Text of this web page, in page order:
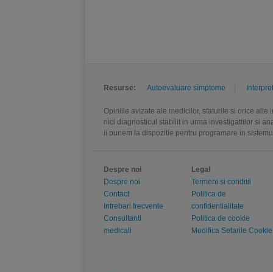
Resurse: Autoevaluare simptome
Opiniile avizate ale medicilor, sfaturile si orice
nici diagnosticul stabilit in urma investigatiilor si
ii punem la dispozitie pentru programare in
Despre noi
Despre noi
Contact
Intrebari frecvente
Consultanti
medicali
Legal
Termeni si conditii
Politica de
confidentialitate
Politica de cookie
Modifica Setarile Cookie